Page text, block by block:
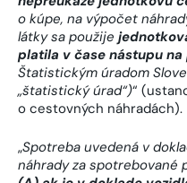
o kúpe, na výpočet
látky sa použije
platila v čase nástupu
Štatistickým úradom
„štatistický úrad“)“
o cestovných náhradách).
„Spotreba uvedená v
náhrady za spotrebované